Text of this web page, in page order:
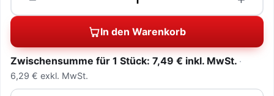
In den Warenkorb
Zwischensumme für 1 Stück: 7,49 € inkl. MwSt.
6,29 € exkl. MwSt.